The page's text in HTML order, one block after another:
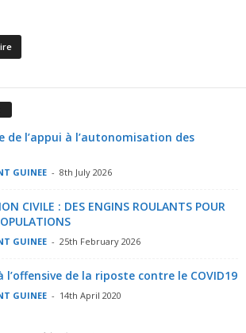
de l’appui à l’autonomisation des
GUINEE - 8th July 2026
CIVILE : DES ENGINS ROULANTS POUR
GUINEE - 25th February 2026
l’offensive de la riposte contre le COVID19
GUINEE - 14th April 2020